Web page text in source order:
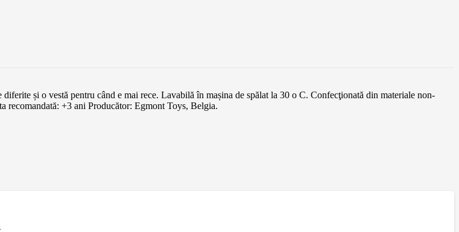
și o vestă pentru când e mai rece. Lavabilă în mașina de spălat la 30 o C. Confecţionată din materiale non-
recomandată: +3 ani Producător: Egmont Toys, Belgia.